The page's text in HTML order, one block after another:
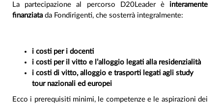
La partecipazione al percorso D20Leader è interamente
finanziatada Fondirigenti, che sosterrà integralmente:
i costi per i docenti
i costi per il vitto e l’alloggio legati alla residenzialità
i costi di vitto, alloggio e trasporti legati agli study
tour nazionali ed europei
Ecco i prerequisiti minimi, le competenze e le aspirazioni dei